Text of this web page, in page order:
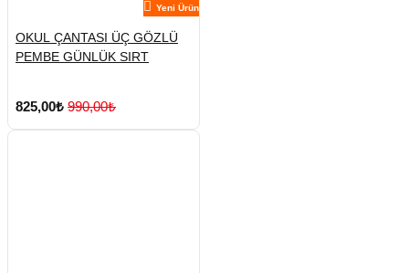
Yeni Ürün
OKUL ÇANTASI ÜÇ GÖZLÜ
PEMBE GÜNLÜK SIRT
825,00₺ 990,00₺